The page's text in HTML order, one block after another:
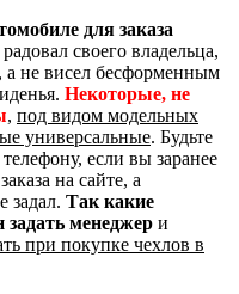
для заказа
своего владельца,
, а не висел бесформенным
Некоторые, не
, под видом модельных
универсальные. Будьте
если вы заранее
на сайте, а
задал. Так какие
менеджер и
при покупке чехлов в